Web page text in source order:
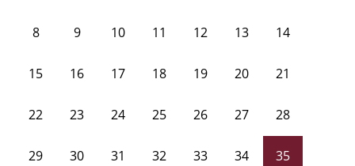
8 9 10 11 12 13 14
15 16 17 18 19 20 21
22 23 24 25 26 27 28
29 30 31 32 33 34 35